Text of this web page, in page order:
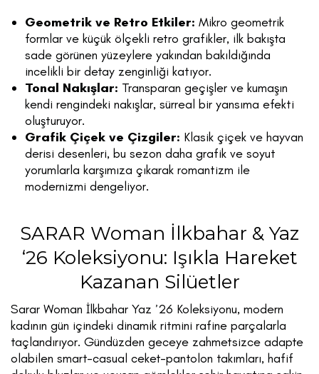
Geometrik ve Retro Etkiler: Mikro geometrik
formlar ve küçük ölçekli retro grafikler, ilk bakışta
sade görünen yüzeylere yakından bakıldığında
incelikli bir detay zenginliği katıyor.
Tonal Nakışlar: Transparan geçişler ve kumaşın
kendi rengindeki nakışlar, sürreal bir yansıma efekti
oluşturuyor.
Grafik Çiçek ve Çizgiler: Klasik çiçek ve hayvan
derisi desenleri, bu sezon daha grafik ve soyut
yorumlarla karşımıza çıkarak romantizm ile
modernizmi dengeliyor.
SARAR Woman İlkbahar & Yaz
‘26 Koleksiyonu: Işıkla Hareket
Kazanan Silüetler
Sarar Woman İlkbahar Yaz ’26 Koleksiyonu, modern
kadının gün içindeki dinamik ritmini rafine parçalarla
taçlandırıyor. Gündüzden geceye zahmetsizce adapte
olabilen smart-casual ceket-pantolon takımları, hafif